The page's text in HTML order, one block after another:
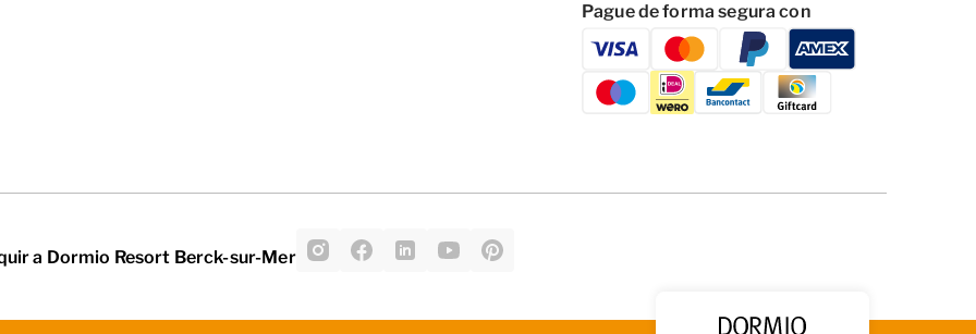
Pague de forma segura con
a Dormio Resort Berck-sur-Mer